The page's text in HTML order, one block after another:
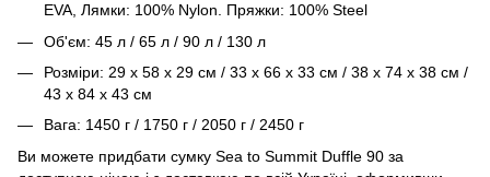
EVA, Лямки: 100% Nylon. Пряжки: 100% Steel
Об'єм: 45 л / 65 л / 90 л / 130 л
Розміри: 29 x 58 x 29 см / 33 x 66 x 33 см / 38 x 74 x 38 см /
43 x 84 x 43 см
Вага: 1450 г / 1750 г / 2050 г / 2450 г
Ви можете придбати сумку Sea to Summit Duffle 90 за